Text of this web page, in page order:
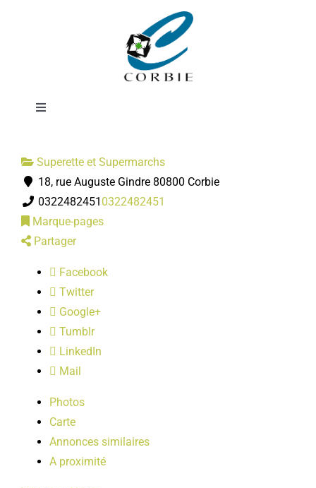
Toggle
DÉMARCHES ADMINISTRATIVES
SERVICES MUNICIPAUX
PRATIQUE
LOISIRS
PUBLICATIONS
Auchan
Supermarché
Superette et Supermarchs
18, rue Auguste Gindre 80800 Corbie
0322482451 0322482451
Marque-pages
Partager
Facebook
Twitter
Google+
Tumblr
LinkedIn
Mail
Photos
Carte
Annonces similaires
A proximité